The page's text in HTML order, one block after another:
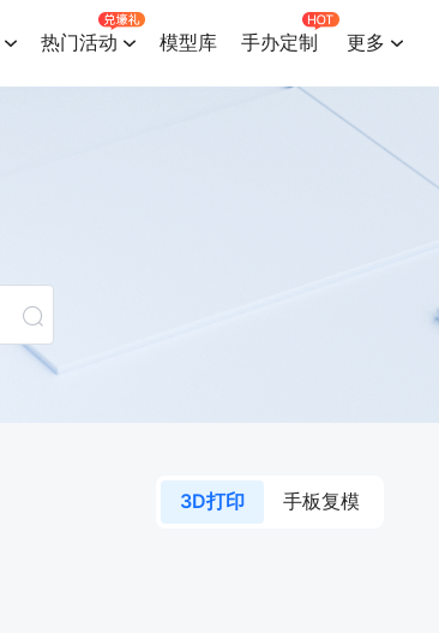
热门活动 模型库 手办定制 更多
3D打印 手板复模